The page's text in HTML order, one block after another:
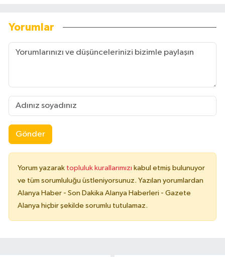
Yorumlar
Gönder
Yorum yazarak topluluk kurallarımızı kabul etmiş bulunuyor
ve tüm sorumluluğu üstleniyorsunuz. Yazılan yorumlardan
Alanya Haber - Son Dakika Alanya Haberleri - Gazete
Alanya hiçbir şekilde sorumlu tutulamaz.